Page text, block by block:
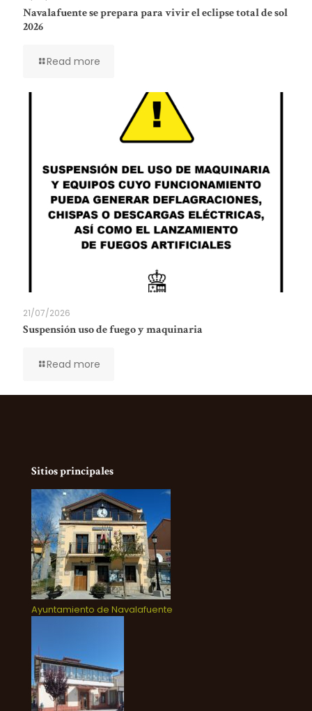
Navalafuente se prepara para vivir el eclipse total de sol
2026
Read more
21/07/2026
Suspensión uso de fuego y maquinaria
Read more
Sitios principales
Ayuntamiento de Navalafuente